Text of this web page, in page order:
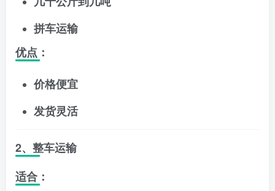
拼车运输
优点：
价格便宜
发货灵活
2、整车运输
适合：